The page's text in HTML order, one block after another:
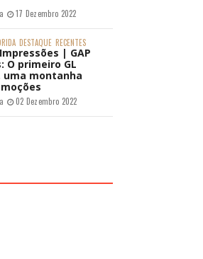
17 Dezembro 2022
DESTAQUE RECENTES
| GAP
O primeiro GL
uma montanha
02 Dezembro 2022